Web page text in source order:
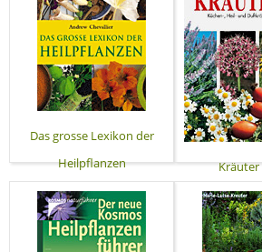
Das grosse Lexikon der
Heilpflanzen
Kräuter